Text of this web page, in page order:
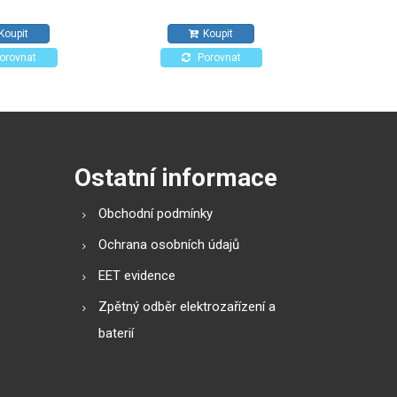
Koupit
povrchů odolných proti
působení alkoholů.
Koupit
Porovnat
Ostatní informace
Obchodní podmínky
Ochrana osobních údajů
EET evidence
Zpětný odběr elektrozařízení a
baterií